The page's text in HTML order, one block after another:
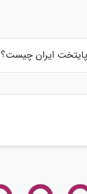
پایتخت ایران چیست؟